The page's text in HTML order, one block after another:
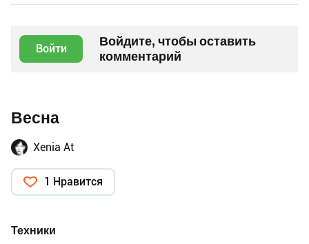
Войти
Войдите, чтобы оставить
комментарий
Весна
Xenia At
1 Нравится
Техники